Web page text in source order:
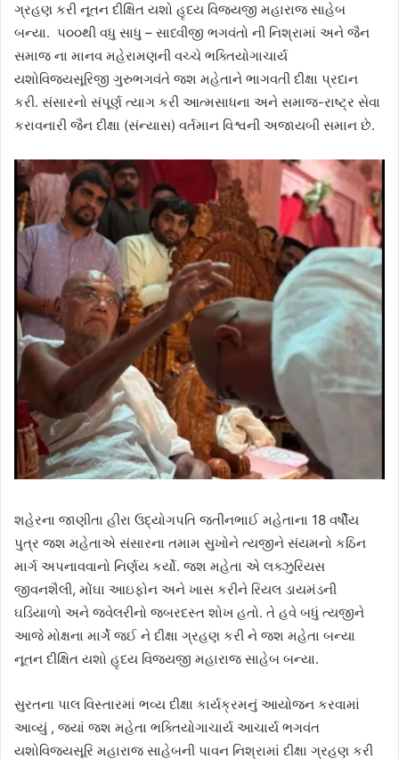
ગ્રહણ કરી નૂતન દીક્ષિત યશો હૃદય વિજયજી મહારાજ સાહેબ
બન્યા. ૫૦૦થી વધુ સાધુ – સાધ્વીજી ભગવંતો ની નિશ્રામાં અને જૈન
સમાજ ના માનવ મહેરામણની વચ્ચે ભક્તિયોગાચાર્ય
યશોવિજયસૂરિજી ગુરુભગવંતે જશ મહેતાને ભાગવતી દીક્ષા પ્રદાન
કરી. સંસારનો સંપૂર્ણ ત્યાગ કરી આત્મસાધના અને સમાજ-રાષ્ટ્ર સેવા
કરાવનારી જૈન દીક્ષા (સંન્યાસ) વર્તમાન વિશ્વની અજાયબી સમાન છે.
શહેરના જાણીતા હીરા ઉદ્યોગપતિ જતીનભાઈ મહેતાના 18 વર્ષીય
પુત્ર જશ મહેતાએ સંસારના તમામ સુખોને ત્યજીને સંયમનો કઠિન
માર્ગ અપનાવવાનો નિર્ણય કર્યો. જશ મહેતા એ લક્ઝુરિયસ
જીવનશૈલી, મોંઘા આઇફોન અને ખાસ કરીને રિયલ ડાયમંડની
ઘડિયાળો અને જ્વેલરીનો જબરદસ્ત શોખ હતો. તે હવે બધું ત્યજીને
આજે મોક્ષના માર્ગે જઈ ને દીક્ષા ગ્રહણ કરી ને જશ મહેતા બન્યા
નૂતન દીક્ષિત યશો હૃદય વિજયજી મહારાજ સાહેબ બન્યા.
સુરતના પાલ વિસ્તારમાં ભવ્ય દીક્ષા કાર્યક્રમનું આયોજન કરવામાં
આવ્યું , જ્યાં જશ મહેતા ભક્તિયોગાચાર્ય આચાર્ય ભગવંત
યશોવિજયસૂરિ મહારાજ સાહેબની પાવન નિશ્રામાં દીક્ષા ગ્રહણ કરી